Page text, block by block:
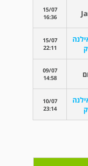
15/07
16:36
15/07
22:11
09/07
14:58
10/07
23:14